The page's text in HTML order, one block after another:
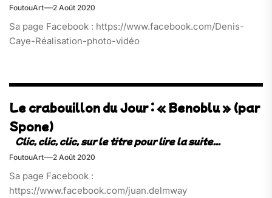
FoutouArt 2 Août 2020
Sa page Facebook : https://www.facebook.com/Denis-
Caye-Réalisation-photo-vidéo
Le crabouillon du Jour : « Benoblu » (par
Spone)
FoutouArt 2 Août 2020
Sa page Facebook :
https://www.facebook.com/juan.delmway